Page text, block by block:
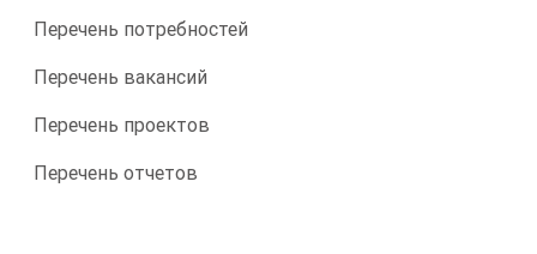
Перечень потребностей
Перечень вакансий
Перечень проектов
Перечень отчетов